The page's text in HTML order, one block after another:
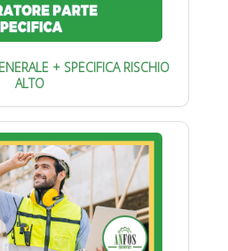
+ SPECIFICA RISCHIO
ALTO